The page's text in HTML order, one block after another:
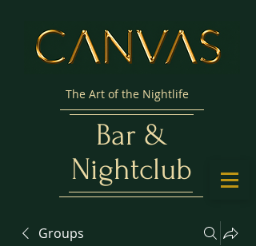
Bar &
Nightclub
The Art of the Nightlife
Groups